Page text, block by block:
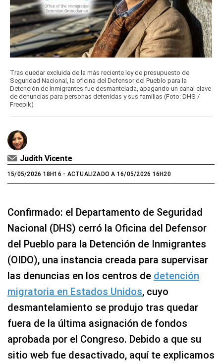
Tras quedar excluida de la más reciente ley de presupuesto de
Seguridad Nacional, la oficina del Defensor del Pueblo para la
Detención de Inmigrantes fue desmantelada, apagando un canal clave
de denuncias para personas detenidas y sus familias (Foto: DHS /
Freepik)
Judith Vicente
15/05/2026 18H16 - ACTUALIZADO A 16/05/2026 16H20
Confirmado: el Departamento de Seguridad
Nacional (DHS) cerró la Oficina del Defensor
del Pueblo para la Detención de Inmigrantes
(OIDO), una instancia creada para supervisar
las denuncias en los centros de detención
migratoria en Estados Unidos, cuyo
desmantelamiento se produjo tras quedar
fuera de la última asignación de fondos
aprobada por el Congreso. Debido a que su
sitio web fue desactivado, aquí te explicamos